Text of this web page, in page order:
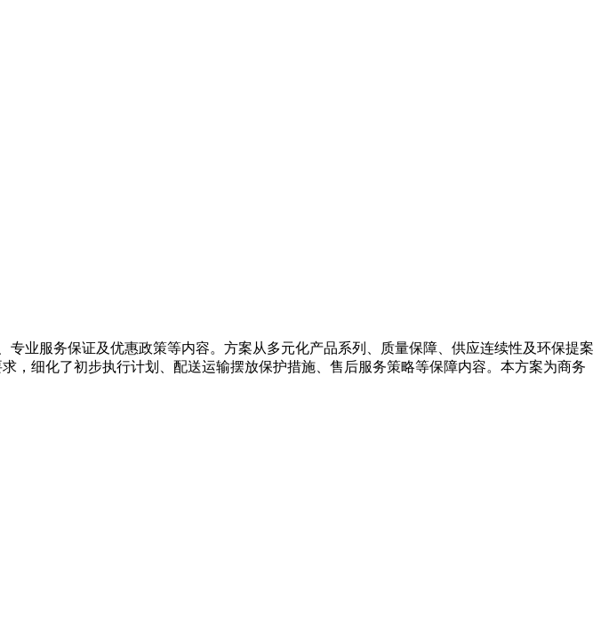
业服务保证及优惠政策等内容。方案从多元化产品系列、质量保障、供应连续性及环保提案
，细化了初步执行计划、配送运输摆放保护措施、售后服务策略等保障内容。本方案为商务